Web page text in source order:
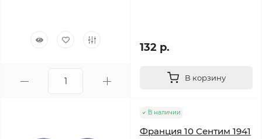
132 р.
В корзину
В наличии
Франция 10 Сентим 1941